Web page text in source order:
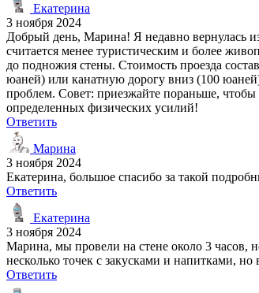
Екатерина
3 ноября 2024
Добрый день, Марина! Я недавно вернулась
считается менее туристическим и более
до подножия стены. Стоимость проезда
юаней) или канатную дорогу вниз (100
проблем. Совет: приезжайте пораньше, чтобы
определенных физических усилий!
Ответить
Марина
3 ноября 2024
Екатерина, большое спасибо за такой
Ответить
Екатерина
3 ноября 2024
Марина, мы провели на стене около 3 часов,
несколько точек с закусками и напитками,
Ответить